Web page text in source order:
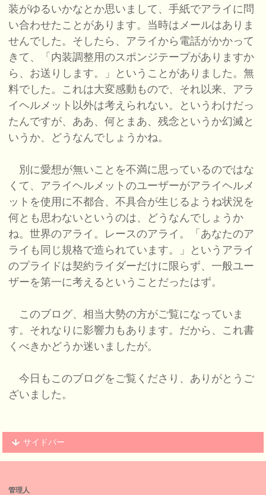
装がゆるいかなとか思いまして、手紙でアライに問
い合わせたことがあります。当時はメールはありま
せんでした。そしたら、アライから電話がかかって
きて、「内装調整用のスポンジテープがありますか
ら、お送りします。」ということがありました。無
料でした。これは大変感動もので、それ以来、アラ
イヘルメット以外は考えられない。というわけだっ
たんですが、ああ、何とまあ、残念というか幻滅と
いうか、どうなんでしょうかね。
別に愛想が無いことを不満に思っているのではな
くて、アライヘルメットのユーザーがアライヘルメ
ットを使用に不都合、不具合が生じるようね状況を
何とも思わないというのは、どうなんでしょうか
ね。世界のアライ。レースのアライ。「あなたのア
ライも同じ規格で造られています。」というアライ
のプライドは契約ライダーだけに限らず、一般ユー
ザーを第一に考えるということだったはず。
このブログ、相当大勢の方がご覧になっていま
す。それなりに影響力もあります。だから、これ書
くべきかどうか迷いましたが。
今日もこのブログをご覧くださり、ありがとうご
ざいました。
サイドバー
管理人